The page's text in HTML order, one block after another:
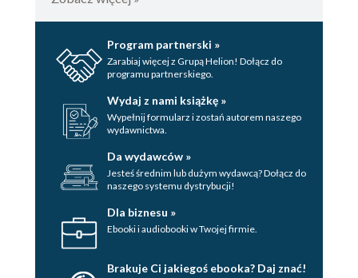
Program partnerski »
Zarabiaj więcej z Grupą Helion! Dołącz do
programu partnerskiego.
Wydaj z nami książkę »
Wypełnij formularz i zostań autorem naszego
wydawnictwa.
Da wydawców »
Jesteś średnim lub dużym wydawcą? Dołącz do
naszego systemu dystrybucji!
Dla biznesu »
Ebooki i audiobooki w Twojej firmie.
Brakuje Ci jakiegoś ebooka? Daj znać!